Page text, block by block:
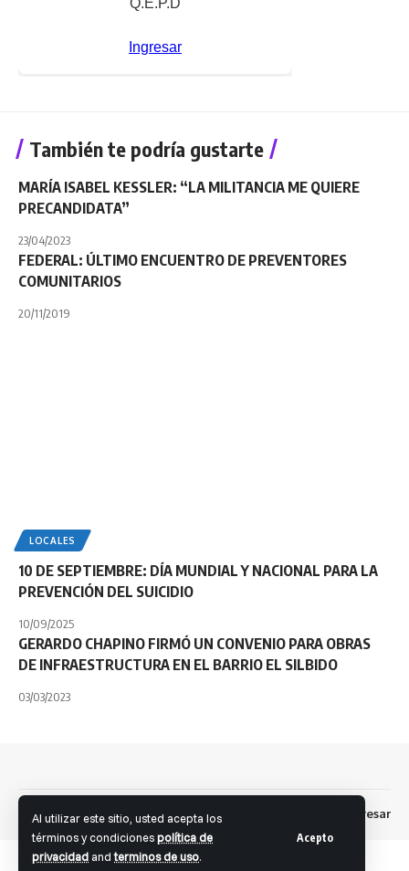
Al utilizar este sitio, usted acepta los
términos y condicionespolítica de
privacidad andterminos de uso.
Acepto
También te podría gustarte
MARÍA ISABEL KESSLER: “LA MILITANCIA ME QUIERE
PRECANDIDATA”
23/04/2023
FEDERAL: ÚLTIMO ENCUENTRO DE PREVENTORES
COMUNITARIOS
20/11/2019
LOCALES
10 DE SEPTIEMBRE: DÍA MUNDIAL Y NACIONAL PARA LA
PREVENCIÓN DEL SUICIDIO
10/09/2025
GERARDO CHAPINO FIRMÓ UN CONVENIO PARA OBRAS
DE INFRAESTRUCTURA EN EL BARRIO EL SILBIDO
03/03/2023
Dev: Fernando S. Brandolini Ingresar